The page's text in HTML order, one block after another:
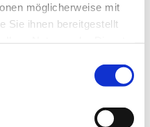
möglicherweise mit
Sie ihnen bereitgestellt